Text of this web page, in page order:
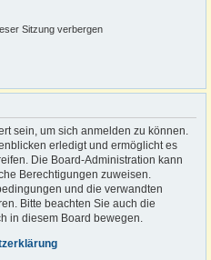
Sitzung verbergen
sein, um sich anmelden zu können.
erledigt und ermöglicht es
Die Board-Administration kann
Berechtigungen zuweisen.
und die verwandten
Bitte beachten Sie auch die
in diesem Board bewegen.